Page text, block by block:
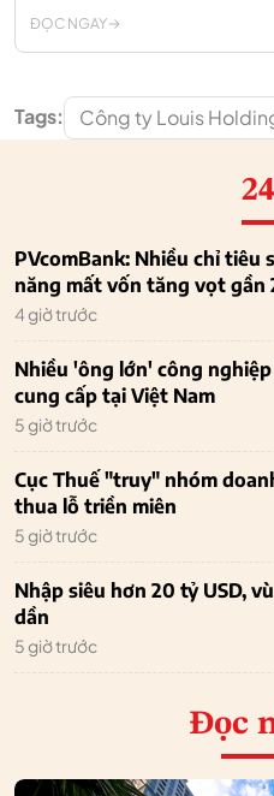
ĐỌC NGAY
Tags: Công ty Louis
PVcomBank: Nhiều chỉ tiêu
năng mất vốn tăng vọt gần
4 giờ trước
Nhiều 'ông lớn' công
cung cấp tại Việt Nam
5 giờ trước
Cục Thuế "truy" nhóm
thua lỗ triền miên
5 giờ trước
Nhập siêu hơn 20 tỷ USD,
dần
5 giờ trước
Đọc